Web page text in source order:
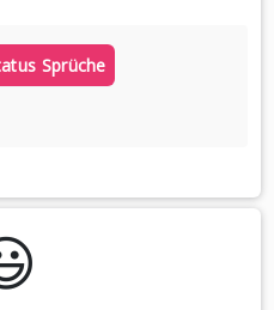
Sprüche